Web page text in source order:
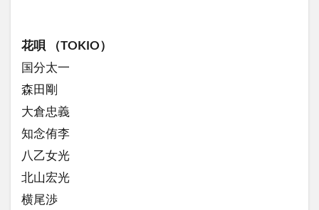
花唄 （TOKIO）
国分太一
森田剛
大倉忠義
知念侑李
八乙女光
北山宏光
横尾渉